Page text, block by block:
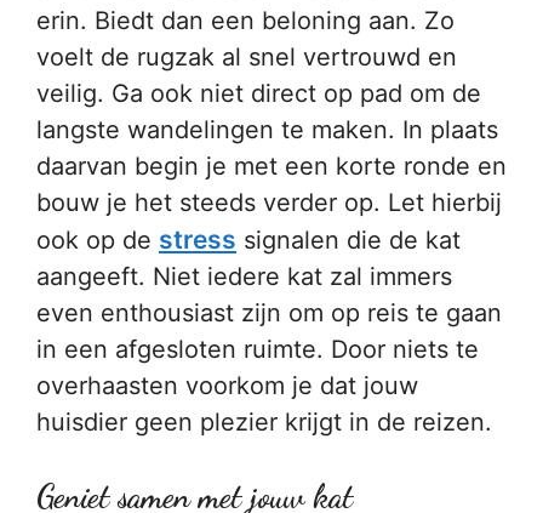
erin. Biedt dan een beloning aan. Zo
voelt de rugzak al snel vertrouwd en
veilig. Ga ook niet direct op pad om de
langste wandelingen te maken. In plaats
daarvan begin je met een korte ronde en
bouw je het steeds verder op. Let hierbij
ook op de stress signalen die de kat
aangeeft. Niet iedere kat zal immers
even enthousiast zijn om op reis te gaan
in een afgesloten ruimte. Door niets te
overhaasten voorkom je dat jouw
huisdier geen plezier krijgt in de reizen.
Geniet samen met jouw kat